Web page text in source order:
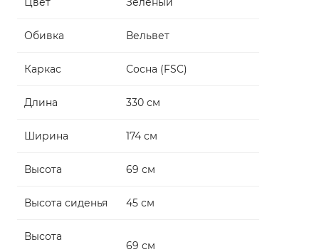
Обивка Вельвет
Каркас Сосна (FSC)
Длина 330 см
Ширина 174 см
Высота 69 см
Высота сиденья 45 см
Высота
69 см